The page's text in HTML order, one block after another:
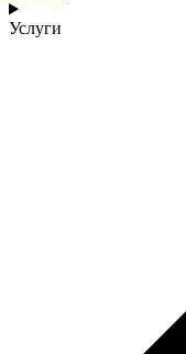
Услуги